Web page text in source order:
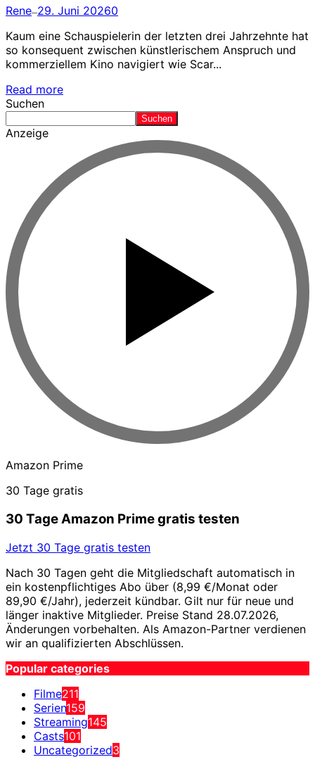
Rene—29. Juni 20260
Kaum eine Schauspielerin der letzten drei Jahrzehnte hat
so konsequent zwischen künstlerischem Anspruch und
kommerziellem Kino navigiert wie Scar...
Read more
Suchen
Suchen
Anzeige
Amazon Prime
30 Tage gratis
30 Tage Amazon Prime gratis testen
Jetzt 30 Tage gratis testen
Nach 30 Tagen geht die Mitgliedschaft automatisch in
ein kostenpflichtiges Abo über (8,99 €/Monat oder
89,90 €/Jahr), jederzeit kündbar. Gilt nur für neue und
länger inaktive Mitglieder. Preise Stand 28.07.2026,
Änderungen vorbehalten. Als Amazon-Partner verdienen
wir an qualifizierten Abschlüssen.
Popular categories
Filme211
Serien159
Streaming145
Casts101
Uncategorized3